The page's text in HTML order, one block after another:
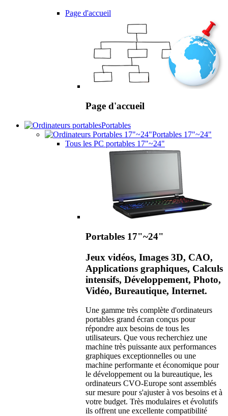
Page d'accueil
Page d'accueil
Portables
Portables 17"~24"
Tous les PC portables 17"~24"
Portables 17"~24"
Jeux vidéos, Images 3D, CAO,
Applications graphiques, Calculs
intensifs, Développement, Photo,
Vidéo, Bureautique, Internet.
Une gamme très complète d'ordinateurs
portables grand écran conçus pour
répondre aux besoins de tous les
utilisateurs. Que vous recherchiez une
machine très puissante aux performances
graphiques exceptionnelles ou une
machine performante et économique pour
le développement ou la bureautique, les
ordinateurs CVO-Europe sont assemblés
sur mesure pour s'ajuster à vos besoins et à
votre budget. Très modulaires et évolutifs
ils offrent une excellente compatibilité